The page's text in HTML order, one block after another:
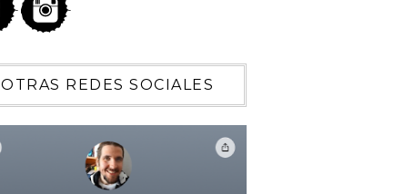
OTRAS REDES SOCIALES